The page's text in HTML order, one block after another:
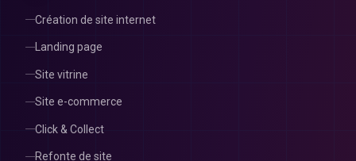
Création de site internet
Landing page
Site vitrine
Site e-commerce
Click & Collect
Refonte de site